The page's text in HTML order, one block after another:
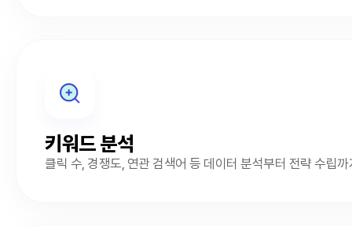
키워드 분석
클릭 수, 경쟁도, 연관 검색어 등 데이터 분석부터 전략 수립